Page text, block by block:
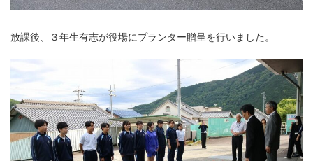
放課後、３年生有志が役場にプランター贈呈を行いました。